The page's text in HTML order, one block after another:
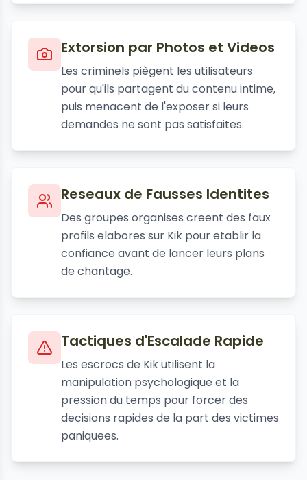
Extorsion par Photos et Videos
Les criminels piègent les utilisateurs
pour qu'ils partagent du contenu intime,
puis menacent de l'exposer si leurs
demandes ne sont pas satisfaites.
Reseaux de Fausses Identites
Des groupes organises creent des faux
profils elabores sur Kik pour etablir la
confiance avant de lancer leurs plans
de chantage.
Tactiques d'Escalade Rapide
Les escrocs de Kik utilisent la
manipulation psychologique et la
pression du temps pour forcer des
decisions rapides de la part des victimes
paniquees.